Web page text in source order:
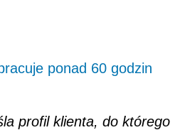
ponad 60 godzin
profil klienta, do którego